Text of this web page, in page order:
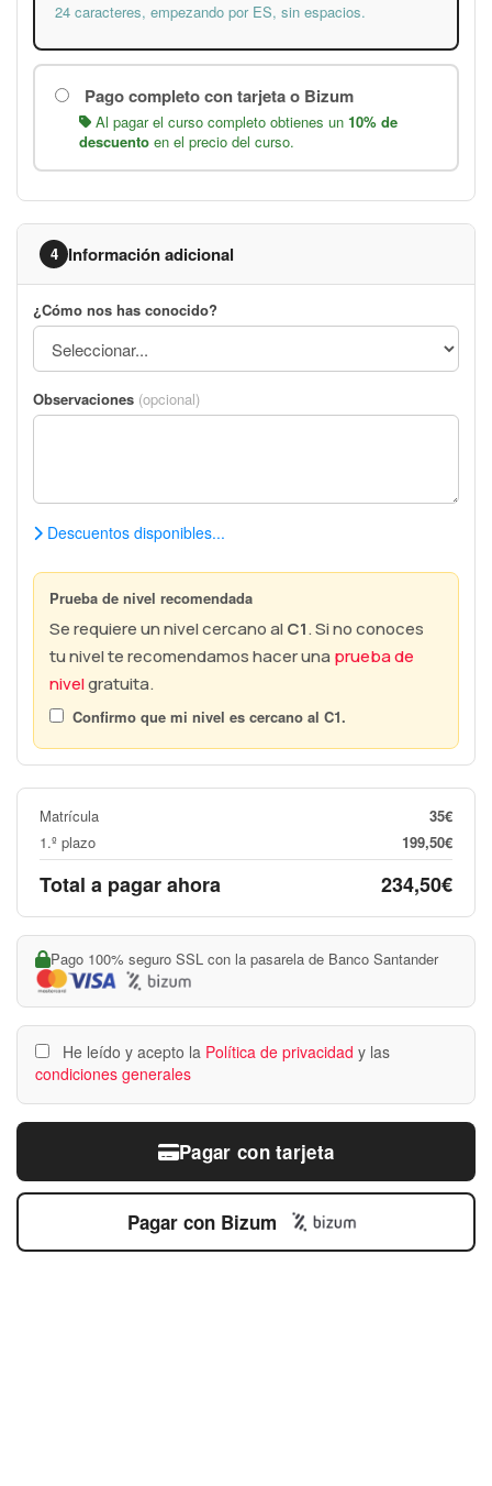
24 caracteres, empezando por ES, sin espacios.
Pago completo con tarjeta o Bizum
Al pagar el curso completo obtienes un 10% de
descuento en el precio del curso.
4 Información adicional
¿Cómo nos has conocido?
Observaciones (opcional)
Descuentos disponibles...
Prueba de nivel recomendada
Se requiere un nivel cercano al C1. Si no conoces
tu nivel te recomendamos hacer una prueba de
nivelgratuita.
Confirmo que mi nivel es cercano al C1.
Matrícula
35€
1.º plazo
199,50€
Total a pagar ahora 234,50€
Pago 100% seguro SSL con la pasarela de Banco Santander
He leído y acepto la Política de privacidad y las
condiciones generales
Pagar con tarjeta
Pagar con Bizum